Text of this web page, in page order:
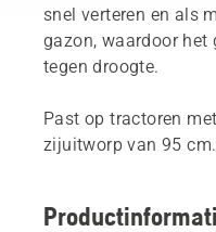
snel verteren en als
gazon, waardoor het
tegen droogte.
Past op tractoren
zijuitworp van 95 cm.